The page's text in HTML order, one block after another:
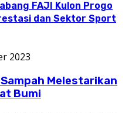
FAJI Kulon Progo
dan Sektor Sport
2023
Melestarikan
Bumi